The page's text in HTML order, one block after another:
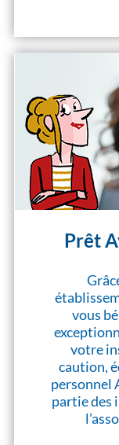
Prêt
vous
votre
caution,
personnel
partie des